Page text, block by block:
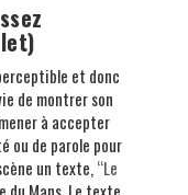
et donc
de montrer son
à accepter
ou de parole pour
un texte,“Le